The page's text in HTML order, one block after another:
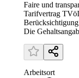
Faire und
Tarifvertrag
Die
Arbeitsort